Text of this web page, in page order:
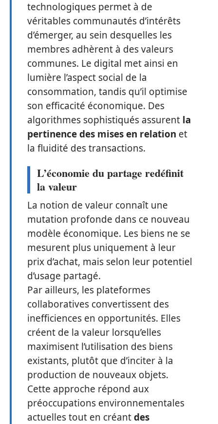
technologiques permet à de
véritables communautés d’intérêts
d’émerger, au sein desquelles les
membres adhèrent à des valeurs
communes. Le digital met ainsi en
lumière l’aspect social de la
consommation, tandis qu’il optimise
son efficacité économique. Des
algorithmes sophistiqués assurent la
pertinence des mises en relation et
la fluidité des transactions.
L’économie du partage redéfinit
la valeur
La notion de valeur connaît une
mutation profonde dans ce nouveau
modèle économique. Les biens ne se
mesurent plus uniquement à leur
prix d’achat, mais selon leur potentiel
d’usage partagé.
Par ailleurs, les plateformes
collaboratives convertissent des
inefficiences en opportunités. Elles
créent de la valeur lorsqu’elles
maximisent l’utilisation des biens
existants, plutôt que d’inciter à la
production de nouveaux objets.
Cette approche répond aux
préoccupations environnementales
actuelles tout en créantdes